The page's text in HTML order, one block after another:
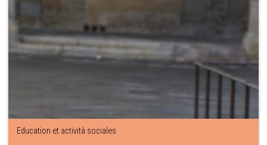
Education et actività sociales